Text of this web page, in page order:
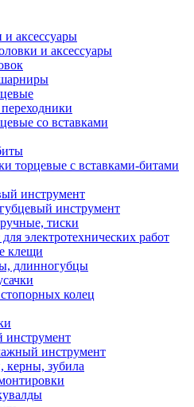
аксессуары
и аксессуары
со вставками
торцевые с вставками-битами
инструмент
инструмент
тиски
электротехнических работ
клещи
длинногубцы
колец
инструмент
керны, зубила